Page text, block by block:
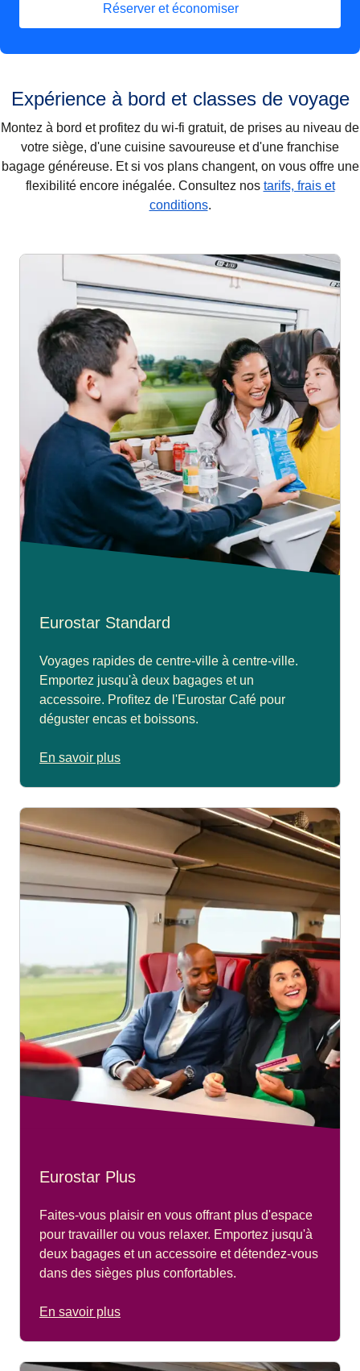
Réserver et économiser
(Ouvre un nouvel onglet
Expérience à bord et classes de voyage
Montez à bord et profitez du wi-fi gratuit, de prises au niveau de
votre siège, d'une cuisine savoureuse et d'une franchise
bagage généreuse. Et si vos plans changent, on vous offre une
flexibilité encore inégalée. Consultez nos tarifs, frais et
conditions.
Eurostar Standard
Voyages rapides de centre-ville à centre-ville.
Emportez jusqu'à deux bagages et un
accessoire. Profitez de l'Eurostar Café pour
déguster encas et boissons.
En savoir plus
Eurostar Plus
Faites-vous plaisir en vous offrant plus d'espace
pour travailler ou vous relaxer. Emportez jusqu'à
deux bagages et un accessoire et détendez-vous
dans des sièges plus confortables.
En savoir plus